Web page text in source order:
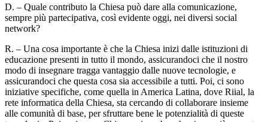
D. – Quale contributo la Chiesa può dare alla comunicazione,
sempre più partecipativa, così evidente oggi, nei diversi social
network?
R. – Una cosa importante è che la Chiesa inizi dalle istituzioni di
educazione presenti in tutto il mondo, assicurandoci che il nostro
modo di insegnare tragga vantaggio dalle nuove tecnologie, e
assicurandoci che questa cosa sia accessibile a tutti. Poi, ci sono
iniziative specifiche, come quella in America Latina, dove Riial, la
rete informatica della Chiesa, sta cercando di collaborare insieme
alle comunità di base, per sfruttare bene le potenzialità di queste